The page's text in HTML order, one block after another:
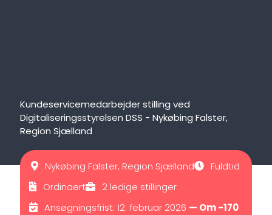
Kundeservicemedarbejder stilling ved
Digitaliseringsstyrelsen DSS - Nykøbing Falster,
Region Sjælland
Nykøbing Falster, Region Sjælland
Fuldtid
Ordinaert
2 ledige stillinger
Ansøgningsfrist: 12. februar 2026 — Om -170